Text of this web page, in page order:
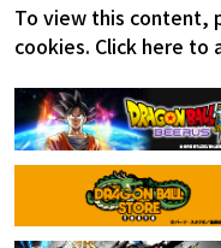
To view this content,
cookies. Click here to